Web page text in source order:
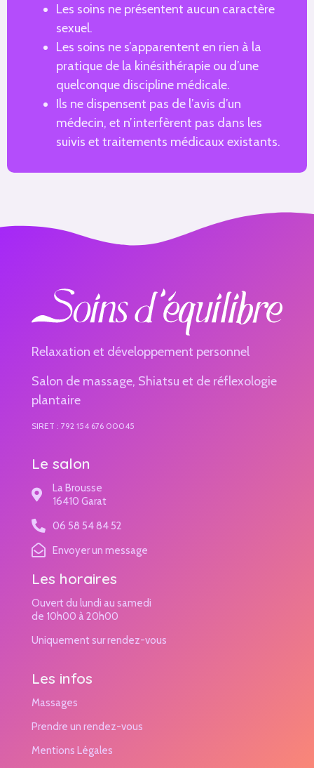
Les soins ne présentent aucun caractère
sexuel.
Les soins ne s’apparentent en rien à la
pratique de la kinésithérapie ou d’une
quelconque discipline médicale.
Ils ne dispensent pas de l’avis d’un
médecin, et n’interfèrent pas dans les
suivis et traitements médicaux existants.
Relaxation et développement personnel
Salon de massage, Shiatsu et de réflexologie
plantaire
SIRET : 792 154 676 00045
Le salon
La Brousse
16410 Garat
06 58 54 84 52
Envoyer un message
Les horaires
Ouvert du lundi au samedi
de 10h00 à 20h00
Uniquement sur rendez-vous
Les infos
Massages
Prendre un rendez-vous
Mentions Légales